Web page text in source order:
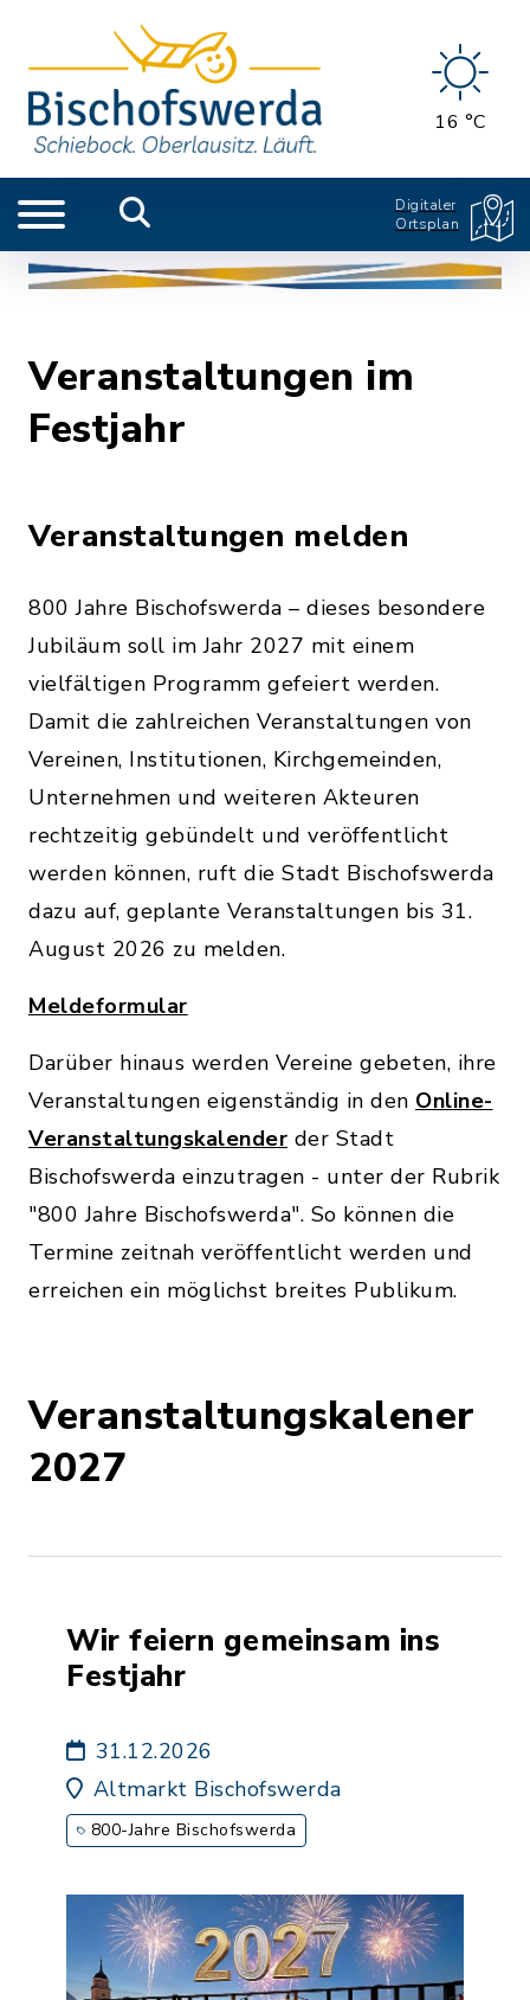
16 °C
Digitaler
Ortsplan
Veranstaltungen im
Festjahr
Veranstaltungen melden
800 Jahre Bischofswerda – dieses besondere
Jubiläum soll im Jahr 2027 mit einem
vielfältigen Programm gefeiert werden.
Damit die zahlreichen Veranstaltungen von
Vereinen, Institutionen, Kirchgemeinden,
Unternehmen und weiteren Akteuren
rechtzeitig gebündelt und veröffentlicht
werden können, ruft die Stadt Bischofswerda
dazu auf, geplante Veranstaltungen bis 31.
August 2026 zu melden.
Meldeformular
Darüber hinaus werden Vereine gebeten, ihre
Veranstaltungen eigenständig in den Online-
Veranstaltungskalender der Stadt
Bischofswerda einzutragen - unter der Rubrik
"800 Jahre Bischofswerda". So können die
Termine zeitnah veröffentlicht werden und
erreichen ein möglichst breites Publikum.
Veranstaltungskalener
2027
Wir feiern gemeinsam ins
Festjahr
31.12.2026
Altmarkt Bischofswerda
800-Jahre Bischofswerda